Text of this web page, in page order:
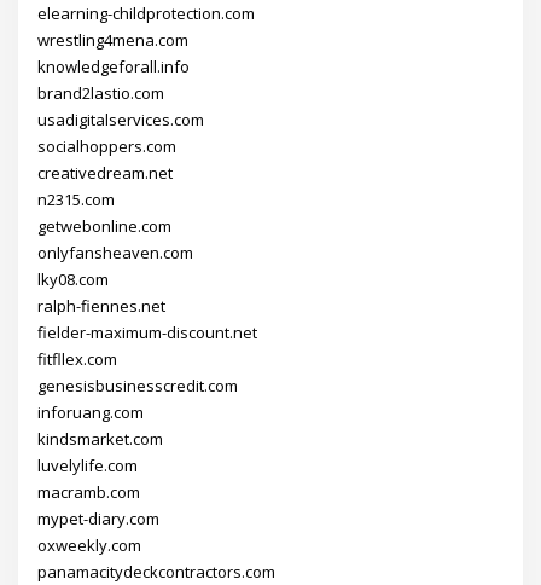
elearning-childprotection.com
wrestling4mena.com
knowledgeforall.info
brand2lastio.com
usadigitalservices.com
socialhoppers.com
creativedream.net
n2315.com
getwebonline.com
onlyfansheaven.com
lky08.com
ralph-fiennes.net
fielder-maximum-discount.net
fitfllex.com
genesisbusinesscredit.com
inforuang.com
kindsmarket.com
luvelylife.com
macramb.com
mypet-diary.com
oxweekly.com
panamacitydeckcontractors.com